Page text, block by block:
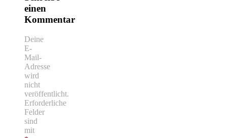
einen
Kommentar
Deine
E-
Mail-
Adresse
wird
nicht
veröffentlicht.
Erforderliche
Felder
sind
mit